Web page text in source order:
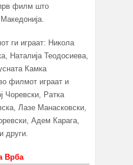
филм што
ги играат: Никола
Наталија Теодосиева,
Камка
филмот играат и
Чоревски, Ратка
Лазе Манасковски,
Адем Карага,
други.